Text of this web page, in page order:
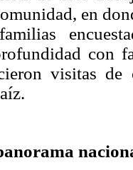
en
con
visitas de